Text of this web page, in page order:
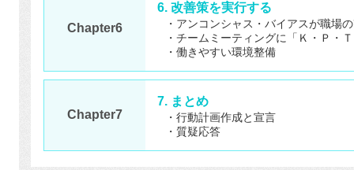
Chapter6
6. 改善策を実行する
・アンコンシャス・バイアスが職場
・チームミーティングに「Ｋ・Ｐ・
・働きやすい環境整備
Chapter7
7. まとめ
・行動計画作成と宣言
・質疑応答